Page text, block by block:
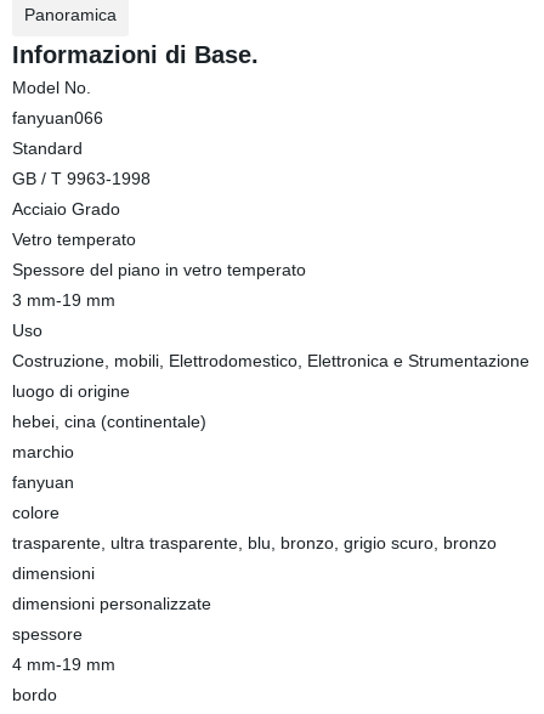
Panoramica
Informazioni di Base.
Model No.
fanyuan066
Standard
GB / T 9963-1998
Acciaio Grado
Vetro temperato
Spessore del piano in vetro temperato
3 mm-19 mm
Uso
Costruzione, mobili, Elettrodomestico, Elettronica e Strumentazione
luogo di origine
hebei, cina (continentale)
marchio
fanyuan
colore
trasparente, ultra trasparente, blu, bronzo, grigio scuro, bronzo
dimensioni
dimensioni personalizzate
spessore
4 mm-19 mm
bordo